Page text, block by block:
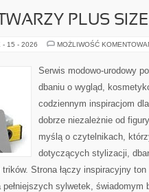
PLUS SIZE
- 15 - 2026 MOŻLIWOŚĆ
Serwis modowo-urodowy
dbaniu o wygląd,
codziennym inspiracjom
dobrze niezależnie od
myślą o czytelnikach,
dotyczących stylizacji,
Strona łączy inspiracyjny
sylwetek, świadomym